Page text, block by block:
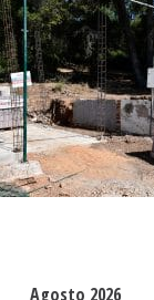
Agosto 2026